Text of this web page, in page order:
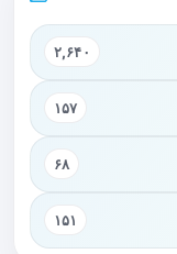
۲,۶۴۰
۱۵۷
۶۸
۱۵۱